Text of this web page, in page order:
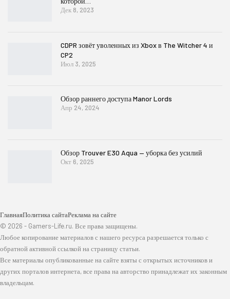
Дек 8, 2023
CDPR зовёт уволенных из Xbox в The Witcher 4 и
CP2
Июл 3, 2025
Обзор раннего доступа Manor Lords
Апр 24, 2024
Обзор Trouver E30 Aqua — уборка без усилий
Окт 6, 2025
ГлавнаяПолитика сайтаРеклама на сайте
© 2026 - Gamers-Life.ru. Все права защищены.
Любое копирование материалов с нашего ресурса разрешается только с
обратной активной ссылкой на страницу статьи.
Все материалы опубликованные на сайте взяты с открытых источников и
других порталов интернета, все права на авторство принадлежат их законным
владельцам.